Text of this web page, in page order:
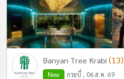
Banyan Tree Krabi(13)
New กระบี่ , 06 ส.ค. 69